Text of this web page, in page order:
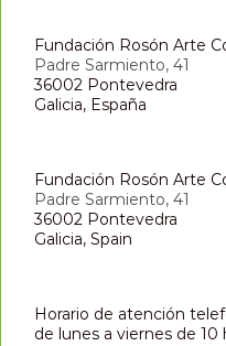
Fundación Rosón Arte
Padre Sarmiento, 41
36002 Pontevedra
Galicia, España
Fundación Rosón Arte
Padre Sarmiento, 41
36002 Pontevedra
Galicia, Spain
Horario de atención
de lunes a viernes de 10